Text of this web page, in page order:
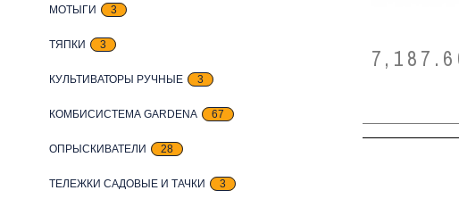
МОТЫГИ 3
ТЯПКИ 3
КУЛЬТИВАТОРЫ РУЧНЫЕ 3
КОМБИСИСТЕМА GARDENA 67
ОПРЫСКИВАТЕЛИ 28
ТЕЛЕЖКИ САДОВЫЕ И ТАЧКИ 3